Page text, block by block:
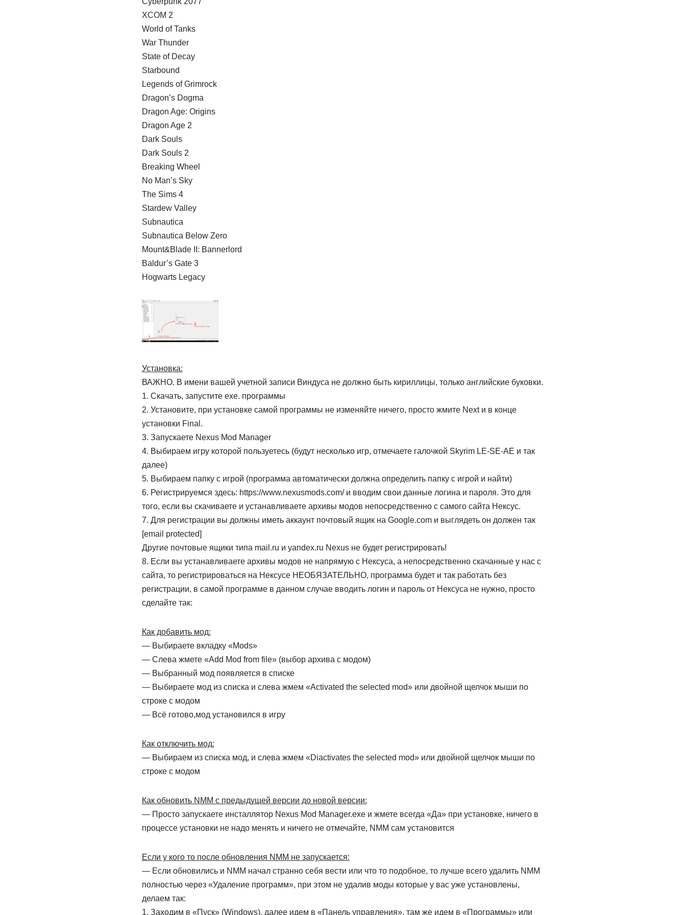
XCOM 2
World of Tanks
War Thunder
State of Decay
Starbound
Legends of Grimrock
Dragon’s Dogma
Dragon Age: Origins
Dragon Age 2
Dark Souls
Dark Souls 2
Breaking Wheel
No Man’s Sky
The Sims 4
Stardew Valley
Subnautica
Subnautica Below Zero
Mount&Blade II: Bannerlord
Baldur’s Gate 3
Hogwarts Legacy
Установка:
ВАЖНО. В имени вашей учетной записи Виндуса не должно быть кириллицы, только английские буковки.
1. Скачать, запустите exe. программы
2. Установите, при установке самой программы не изменяйте ничего, просто жмите Next и в конце
установки Final.
3. Запускаете Nexus Mod Manager
4. Выбираем игру которой пользуетесь (будут несколько игр, отмечаете галочкой Skyrim LE-SE-AE и так
далее)
5. Выбираем папку с игрой (программа автоматически должна определить папку с игрой и найти)
6. Регистрируемся здесь: https://www.nexusmods.com/ и вводим свои данные логина и пароля. Это для
того, если вы скачиваете и устанавливаете архивы модов непосредственно с самого сайта Нексус.
7. Для регистрации вы должны иметь аккаунт почтовый ящик на Google.com и выглядеть он должен так
[email protected]
Другие почтовые ящики типа mail.ru и yandex.ru Nexus не будет регистрировать!
8. Если вы устанавливаете архивы модов не напрямую с Нексуса, а непосредственно скачанные у нас с
сайта, то регистрироваться на Нексусе НЕОБЯЗАТЕЛЬНО, программа будет и так работать без
регистрации, в самой программе в данном случае вводить логин и пароль от Нексуса не нужно, просто
сделайте так:
Как добавить мод:
— Выбираете вкладку «Mods»
— Слева жмете «Add Mod from file» (выбор архива с модом)
— Выбранный мод появляется в списке
— Выбираете мод из списка и слева жмем «Activated the selected mod» или двойной щелчок мыши по
строке с модом
— Всё готово,мод установился в игру
Как отключить мод:
— Выбираем из списка мод, и слева жмем «Diactivates the selected mod» или двойной щелчок мыши по
строке с модом
Как обновить NMM с предыдущей версии до новой версии:
— Просто запускаете инсталлятор Nexus Mod Manager.exe и жмете всегда «Да» при установке, ничего в
процессе установки не надо менять и ничего не отмечайте, NMM сам установится
Если у кого то после обновления NMM не запускается:
— Если обновились и NMM начал странно себя вести или что то подобное, то лучше всего удалить NMM
полностью через «Удаление программ», при этом не удалив моды которые у вас уже установлены,
делаем так:
1. Заходим в «Пуск» (Windows), далее идем в «Панель управления», там же идем в «Программы» или